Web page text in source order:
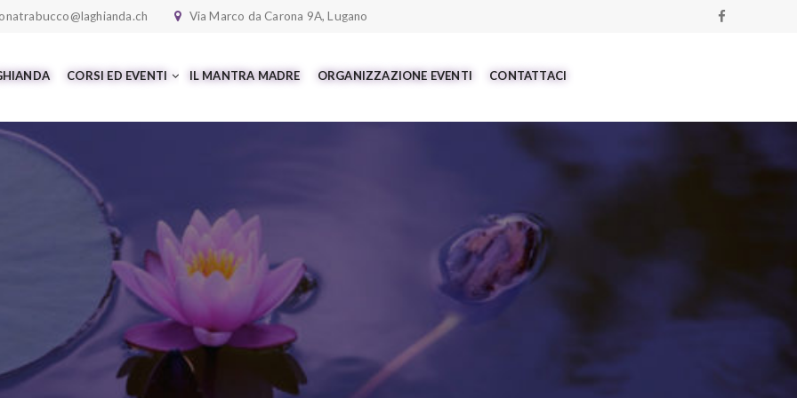
Via Marco da Carona 9A, Lugano
CORSI ED EVENTI IL MANTRA MADRE ORGANIZZAZIONE EVENTI CONTATTACI